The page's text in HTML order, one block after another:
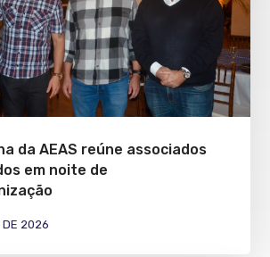
da AEAS reúne associados
em noite de
DE 2026